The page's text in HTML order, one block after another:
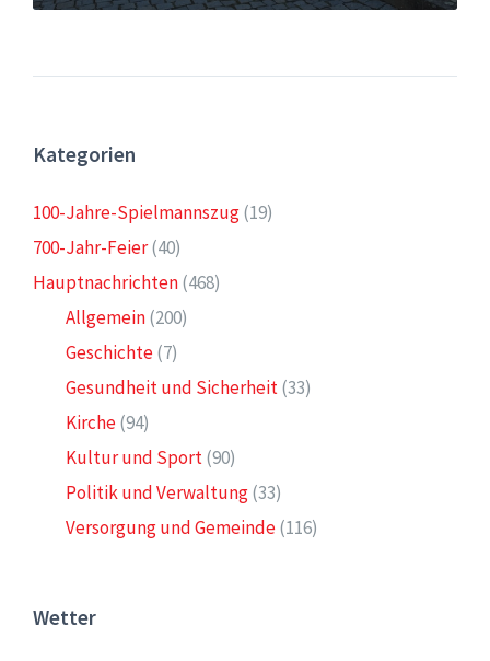
Kategorien
100-Jahre-Spielmannszug(19)
700-Jahr-Feier(40)
Hauptnachrichten(468)
Allgemein(200)
Geschichte(7)
Gesundheit und Sicherheit(33)
Kirche(94)
Kultur und Sport(90)
Politik und Verwaltung(33)
Versorgung und Gemeinde(116)
Wetter